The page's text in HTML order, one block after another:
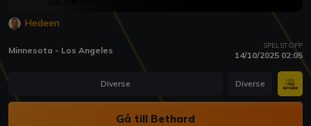
Hedeen
Minnesota - Los Angeles SPELSTOPP
14/10/2025 02:05
Diverse Diverse
Gå till Bethard